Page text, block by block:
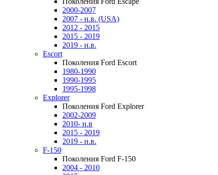
2000-2007
2007 - н.в. (USA)
2012 - 2015
2015 - 2019
2019 - н.в.
Escort
Поколения Ford Escort
1980-1990
1990-1995
1995-1998
Explorer
Поколения Ford Explorer
2002-2009
2010- н.в
2015 - 2019
2019 - н.в.
F-150
Поколения Ford F-150
2004 - 2010